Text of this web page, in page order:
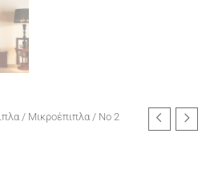
/ Μικροέπιπλα / No 2